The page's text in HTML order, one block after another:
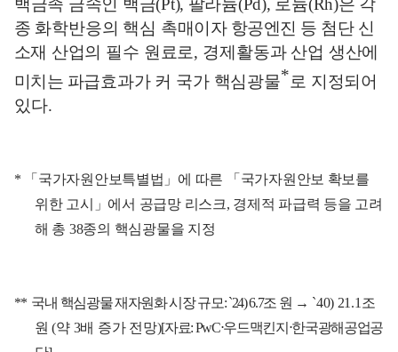
백금족 금속인 백금(Pt), 팔라듐(Pd), 로듐(Rh)은 각
종 화학반응의 핵심 촉매이자 항공엔진 등 첨단 신
소재 산업의 필수 원료로, 경제활동과 산업 생산에
미치는 파급효과가 커 국가 핵심광물*로 지정되어
있다.
* 「 국가자원안보특별법 」 에 따른 「 국가자원안보 확보를
위한 고시
」 에서 공급망 리스크, 경제적 파급력 등을 고려
해 총 38종의 핵심광물을 지정
** 국내 핵심광물 재자원화 시장 규모: `24) 6.7조 원 → `40) 21.1조
원(약 3배 증가 전망)[자료: PwC⋅우드맥킨지 ⋅한국광해공업공